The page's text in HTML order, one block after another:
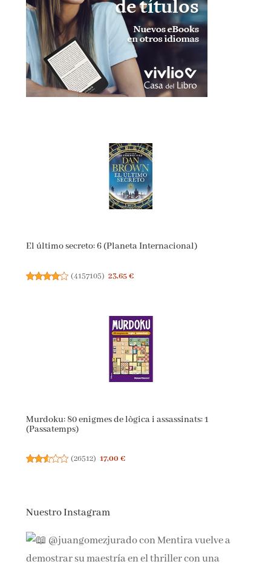
El último secreto: 6 (Planeta Internacional)
(4157105) 23,65 €
Murdoku: 80 enigmes de lògica i assassinats: 1
(Passatemps)
(26512) 17,00 €
Nuestro Instagram